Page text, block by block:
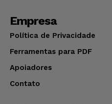
Empresa
Política de Privacidade
Ferramentas para PDF
Apoiadores
Contato